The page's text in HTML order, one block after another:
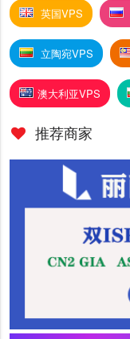
英国VPS
立陶宛VPS
澳大利亚VPS
推荐商家